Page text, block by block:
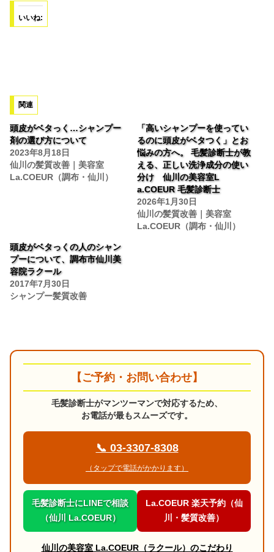
いいね:
関連
頭皮がベタっく…シャンプー
剤の選び方について
2023年8月18日
仙川の髪質改善｜美容室
La.COEUR（調布・仙川）
「高いシャンプーを使ってい
るのに頭皮がベタつく」とお
悩みの方へ。 毛髪診断士が教
える、正しい洗浄成分の使い
分け 仙川の美容室L
a.COEUR 毛髪診断士
2026年1月30日
仙川の髪質改善｜美容室
La.COEUR（調布・仙川）
頭皮がベタっくの人のシャン
プーについて、調布市仙川美
容院ラクール
2017年7月30日
シャンプー髪質改善
【ご予約・お問い合わせ】
毛髪診断士がマンツーマンで対応するため、
お電話が最もスムーズです。
📞 03-3307-8308
（タップで電話がかかります）
毛髪診断士にLINEで相談
（仙川 La.COEUR）
La.COEUR 楽天予約（仙
川・髪質改善）
仙川の美容室 La.COEUR（ラクール）のこだわり